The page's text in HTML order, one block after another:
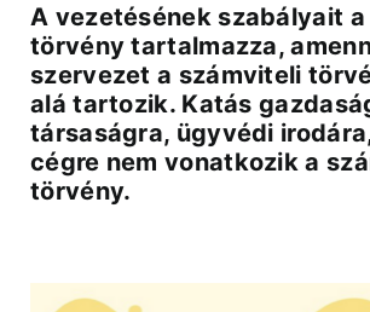
A vezetésének szabályait
törvény tartalmazza,
szervezet a számviteli
alá tartozik. Katás
társaságra, ügyvédi
cégre nem vonatkozik a
törvény.